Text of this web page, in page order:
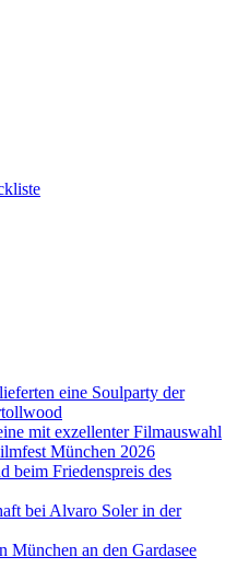
eine Soulparty der
mit exzellenter Filmauswahl
München 2026
beim Friedenspreis des
bei Alvaro Soler in der
München an den Gardasee